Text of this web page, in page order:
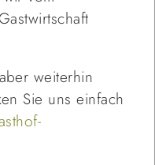
weiterhin
Sie uns einfach